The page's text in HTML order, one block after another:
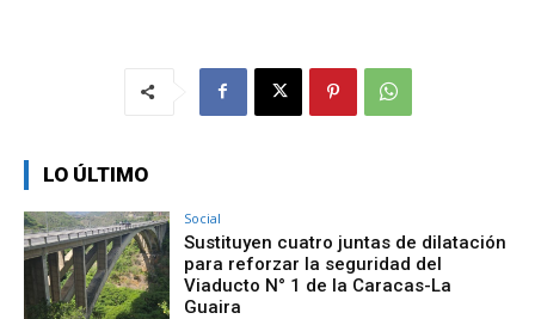
LO ÚLTIMO
Social
Sustituyen cuatro juntas de dilatación
para reforzar la seguridad del
Viaducto N° 1 de la Caracas-La
Guaira